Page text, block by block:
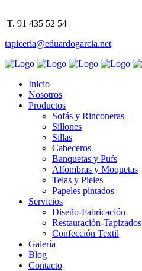
T. 91 435 52 54
tapiceria@eduardogarcia.net
Inicio
Nosotros
Productos
Sofás y Rinconeras
Sillones
Sillas
Cabeceros
Banquetas y Pufs
Alfombras y Moquetas
Telas y Pieles
Papeles pintados
Servicios
Diseño-Fabricación
Restauración-Tapizados
Confección Textil
Galería
Blog
Contacto